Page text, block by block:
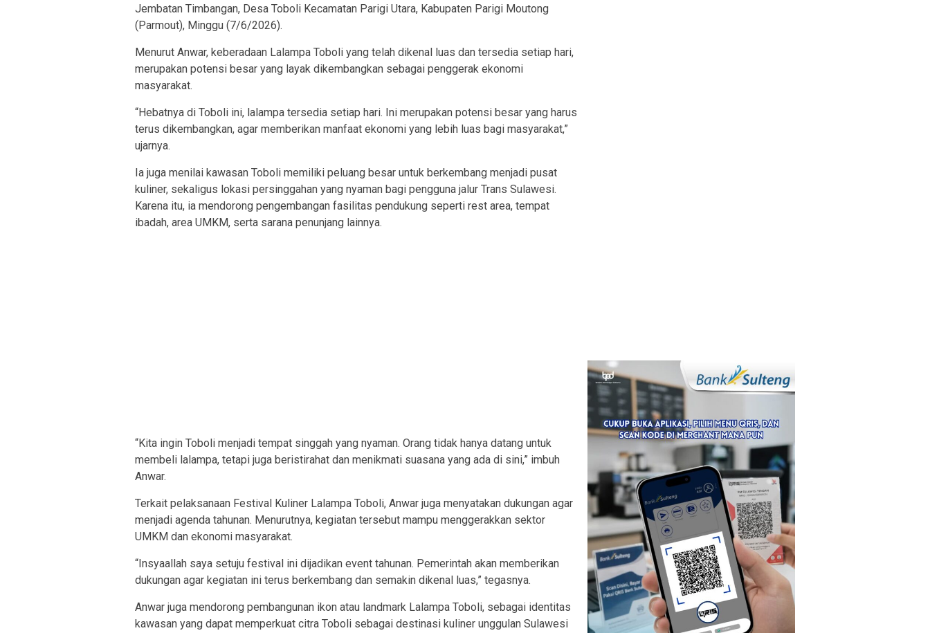
Jembatan Timbangan, Desa Toboli Kecamatan Parigi Utara, Kabupaten Parigi Moutong
(Parmout), Minggu (7/6/2026).
Menurut Anwar, keberadaan Lalampa Toboli yang telah dikenal luas dan tersedia setiap hari,
merupakan potensi besar yang layak dikembangkan sebagai penggerak ekonomi
masyarakat.
“Hebatnya di Toboli ini, lalampa tersedia setiap hari. Ini merupakan potensi besar yang harus
terus dikembangkan, agar memberikan manfaat ekonomi yang lebih luas bagi masyarakat,”
ujarnya.
Ia juga menilai kawasan Toboli memiliki peluang besar untuk berkembang menjadi pusat
kuliner, sekaligus lokasi persinggahan yang nyaman bagi pengguna jalur Trans Sulawesi.
Karena itu, ia mendorong pengembangan fasilitas pendukung seperti rest area, tempat
ibadah, area UMKM, serta sarana penunjang lainnya.
“Kita ingin Toboli menjadi tempat singgah yang nyaman. Orang tidak hanya datang untuk
membeli lalampa, tetapi juga beristirahat dan menikmati suasana yang ada di sini,” imbuh
Anwar.
Terkait pelaksanaan Festival Kuliner Lalampa Toboli, Anwar juga menyatakan dukungan agar
menjadi agenda tahunan. Menurutnya, kegiatan tersebut mampu menggerakkan sektor
UMKM dan ekonomi masyarakat.
“Insyaallah saya setuju festival ini dijadikan event tahunan. Pemerintah akan memberikan
dukungan agar kegiatan ini terus berkembang dan semakin dikenal luas,” tegasnya.
Anwar juga mendorong pembangunan ikon atau landmark Lalampa Toboli, sebagai identitas
kawasan yang dapat memperkuat citra Toboli sebagai destinasi kuliner unggulan Sulawesi